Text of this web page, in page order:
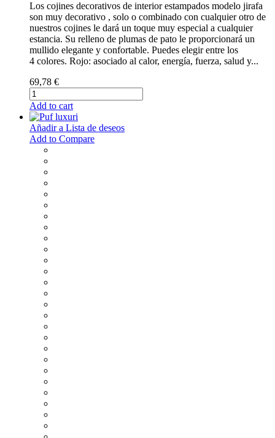
Los cojines decorativos de interior estampados modelo jirafa
son muy decorativo , solo o combinado con cualquier otro de
nuestros cojines le dará un toque muy especial a cualquier
estancia. Su relleno de plumas de pato le proporcionará un
mullido elegante y confortable. Puedes elegir entre los
4 colores. Rojo: asociado al calor, energía, fuerza, salud y...
69,78 €
Add to cart
Añadir a Lista de deseos
Add to Compare